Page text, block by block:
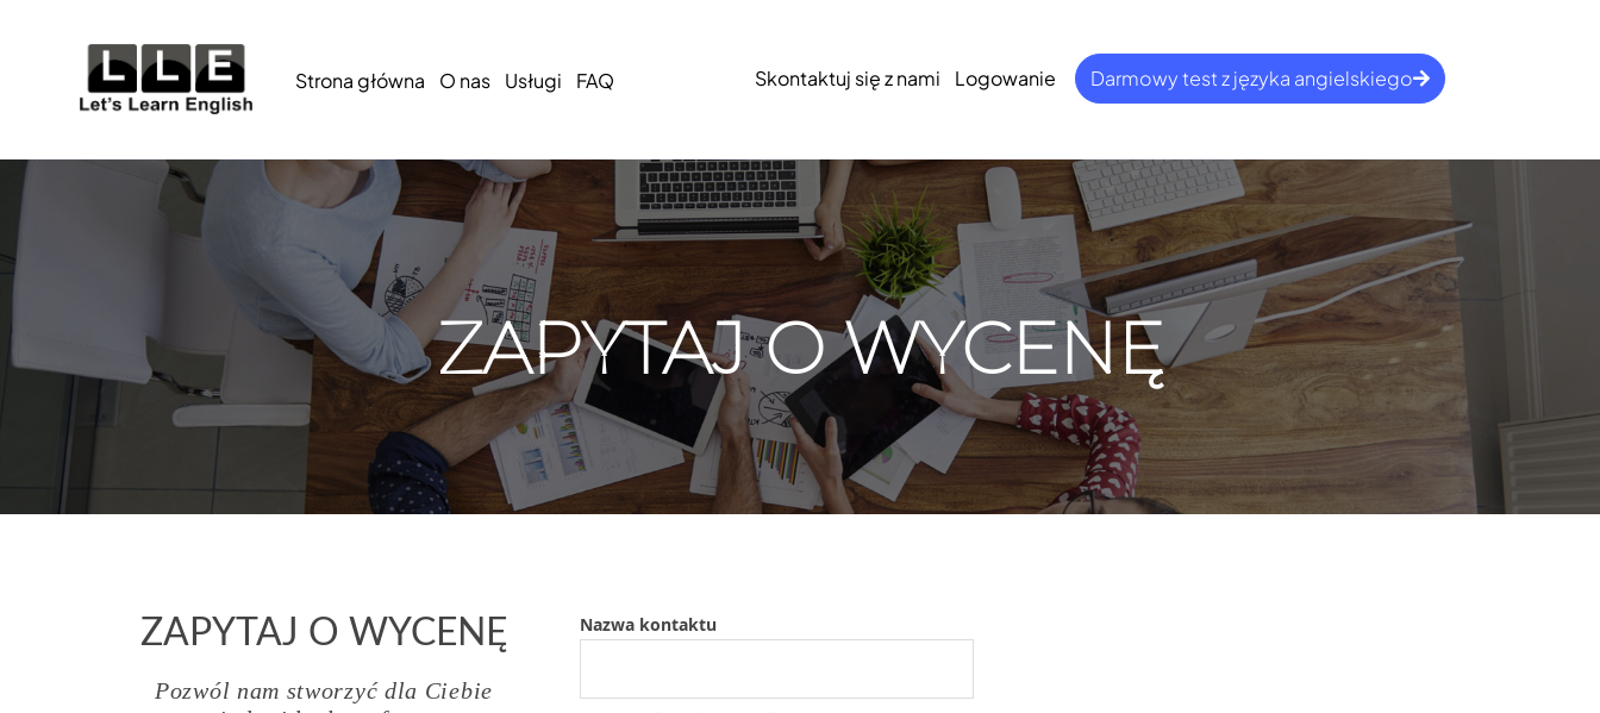
Strona główna O nas Usługi FAQ Skontaktuj się z nami Logowanie Darmowy test z języka angielskiego
ZAPYTAJ O WYCENĘ
ZAPYTAJ O WYCENĘ
Pozwól nam stworzyć dla Ciebie
Nazwa kontaktu